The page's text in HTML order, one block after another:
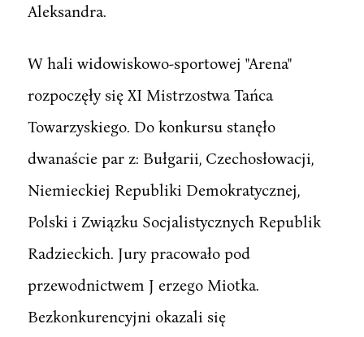
Aleksandra.
W hali widowiskowo-sportowej "Arena"
rozpoczęły się XI Mistrzostwa Tańca
Towarzyskiego. Do konkursu stanęło
dwanaście par z: Bułgarii, Czechosłowacji,
Niemieckiej Republiki Demokratycznej,
Polski i Związku Socjalistycznych Republik
Radzieckich. Jury pracowało pod
przewodnictwem J erzego Miotka.
Bezkonkurencyjni okazali się